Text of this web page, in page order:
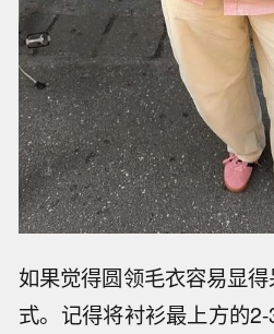
如果觉得圆领毛衣容易显
式。记得将衬衫最上方的